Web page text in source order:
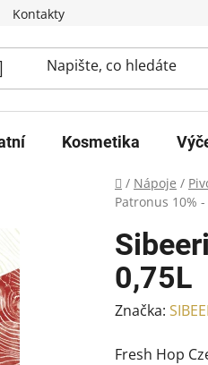
Kontakty
Kosmetika
Domů
/ Nápoje /
Patronus 10% -
0,75L
Značka:
Fresh Hop